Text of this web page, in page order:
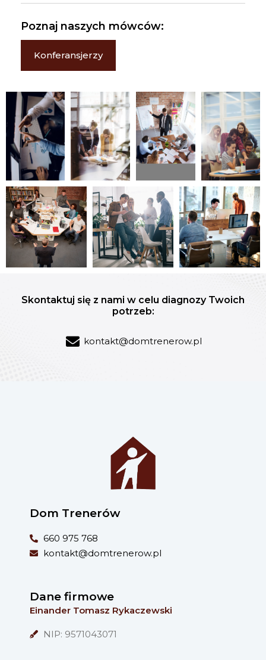
Poznaj naszych mówców:
Konferansjerzy
Skontaktuj się z nami w celu diagnozy Twoich
potrzeb:
kontakt@domtrenerow.pl
Dom Trenerów
660 975 768
kontakt@domtrenerow.pl
Dane firmowe
Einander Tomasz Rykaczewski
NIP: 9571043071